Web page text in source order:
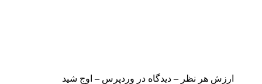
ارزش هر نظر – دیدگاه در وردپرس – اوج شید